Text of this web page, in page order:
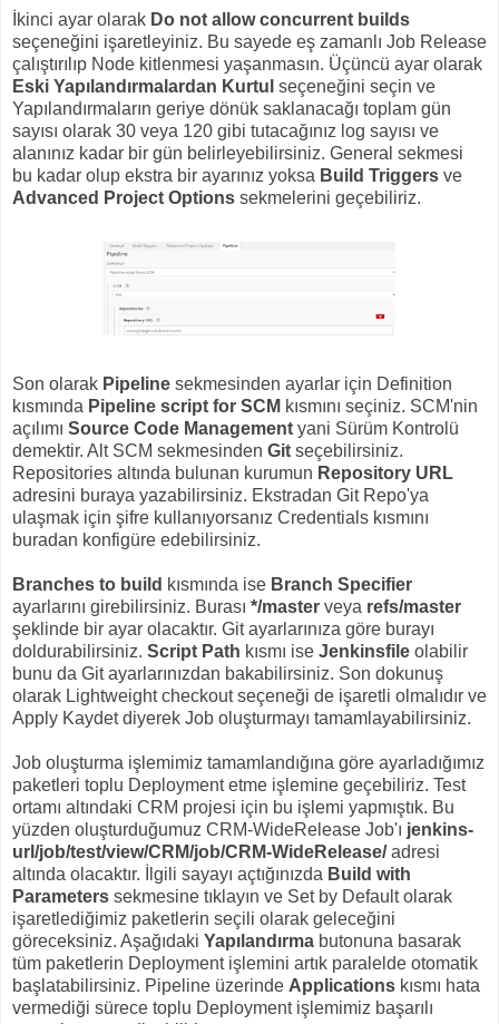
İkinci ayar olarak Do not allow concurrent builds
seçeneğini işaretleyiniz. Bu sayede eş zamanlı Job Release
çalıştırılıp Node kitlenmesi yaşanmasın. Üçüncü ayar olarak
Eski Yapılandırmalardan Kurtul seçeneğini seçin ve
Yapılandırmaların geriye dönük saklanacağı toplam gün
sayısı olarak 30 veya 120 gibi tutacağınız log sayısı ve
alanınız kadar bir gün belirleyebilirsiniz. General sekmesi
bu kadar olup ekstra bir ayarınız yoksa Build Triggers ve
Advanced Project Options sekmelerini geçebiliriz.
Son olarak Pipeline sekmesinden ayarlar için Definition
kısmında Pipeline script for SCM kısmını seçiniz. SCM'nin
açılımı Source Code Management yani Sürüm Kontrolü
demektir. Alt SCM sekmesinden Git seçebilirsiniz.
Repositories altında bulunan kurumun Repository URL
adresini buraya yazabilirsiniz. Ekstradan Git Repo'ya
ulaşmak için şifre kullanıyorsanız Credentials kısmını
buradan konfigüre edebilirsiniz.
Branches to build kısmında ise Branch Specifier
ayarlarını girebilirsiniz. Burası */master veya refs/master
şeklinde bir ayar olacaktır. Git ayarlarınıza göre burayı
doldurabilirsiniz. Script Path kısmı ise Jenkinsfile olabilir
bunu da Git ayarlarınızdan bakabilirsiniz. Son dokunuş
olarak Lightweight checkout seçeneği de işaretli olmalıdır ve
Apply Kaydet diyerek Job oluşturmayı tamamlayabilirsiniz.
Job oluşturma işlemimiz tamamlandığına göre ayarladığımız
paketleri toplu Deployment etme işlemine geçebiliriz. Test
ortamı altındaki CRM projesi için bu işlemi yapmıştık. Bu
yüzden oluşturduğumuz CRM-WideRelease Job'ı jenkins-
url/job/test/view/CRM/job/CRM-WideRelease/adresi
altında olacaktır. İlgili sayayı açtığınızda Build with
Parameters sekmesine tıklayın ve Set by Default olarak
işaretlediğimiz paketlerin seçili olarak geleceğini
göreceksiniz. Aşağıdaki Yapılandırma butonuna basarak
tüm paketlerin Deployment işlemini artık paralelde otomatik
başlatabilirsiniz. Pipeline üzerinde Applications kısmı hata
vermediği sürece toplu Deployment işlemimiz başarılı